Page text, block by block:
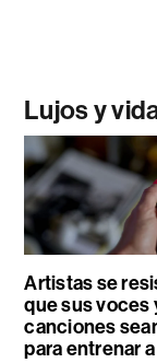
Lujos y
Artistas se
que sus voces
canciones
para entrenar